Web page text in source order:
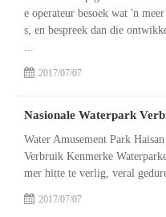
2017/07/07
e operateur besoek wat 'n
s, en bespreek dan die
...
Nasionale Waterpark
2017/07/07
Water Amusement Park
Verbruik Kenmerke
mer hitte te verlig, veral